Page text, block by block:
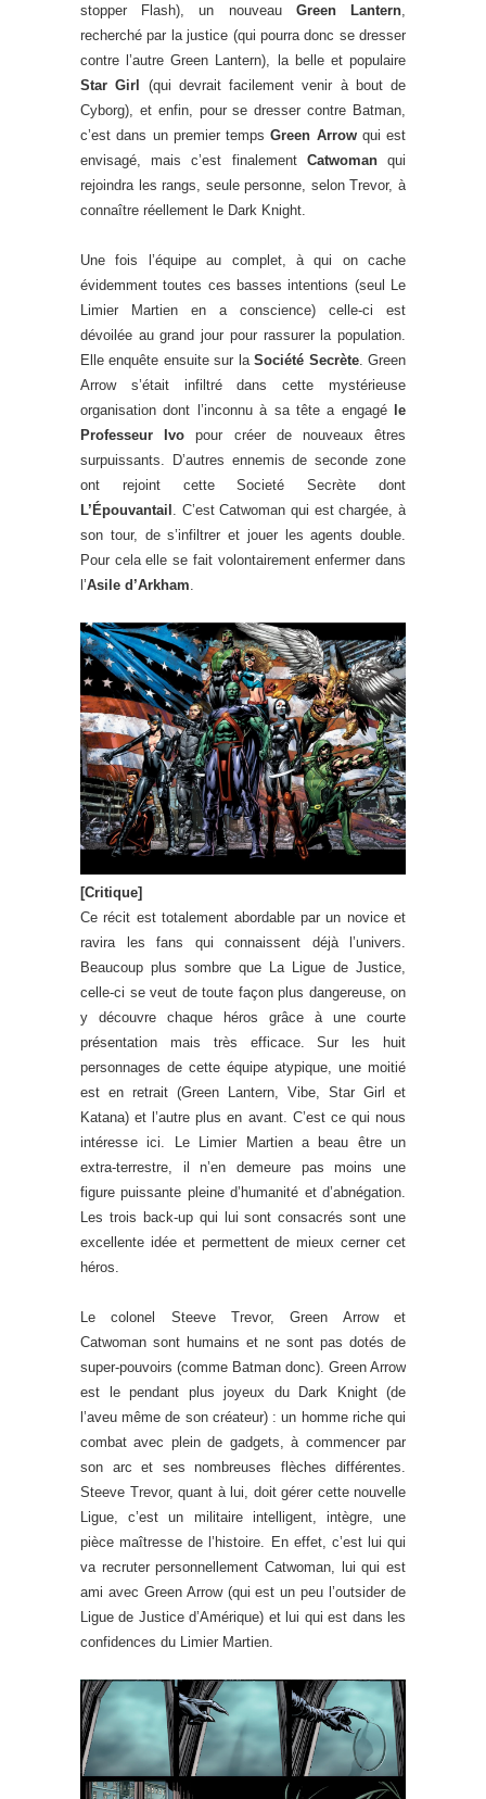
stopper Flash), un nouveau Green Lantern,
recherché par la justice (qui pourra donc se dresser
contre l’autre Green Lantern), la belle et populaire
Star Girl
(qui devrait facilement venir à bout de
Cyborg), et enfin, pour se dresser contre Batman,
c’est dans un premier tempsGreen Arrowqui est
envisagé, mais c’est finalement Catwomanqui
rejoindra les rangs, seule personne, selon Trevor, à
connaître réellement le Dark Knight.
Une fois l’équipe au complet, à qui on cache
évidemment toutes ces basses intentions (seul Le
Limier Martien en a conscience) celle-ci est
dévoilée au grand jour pour rassurer la population.
Elle enquête ensuite sur laSociété Secrète. Green
Arrow s’était infiltré dans cette mystérieuse
organisation dont l’inconnu à sa tête a engagé
le
Professeur Ivo pour créer de nouveaux êtres
surpuissants. D’autres ennemis de seconde zone
ont rejoint cette Societé Secrète dont
L’Épouvantail . C’est Catwoman qui est chargée, à
son tour, de s’infiltrer et jouer les agents double.
Pour cela elle se fait volontairement enfermer dans
l’Asile d’Arkham.
[Critique]
Ce récit est totalement abordable par un novice et
ravira les fans qui connaissent déjà l’univers.
Beaucoup plus sombre que La Ligue de Justice,
celle-ci se veut de toute façon plus dangereuse, on
y découvre chaque héros grâce à une courte
présentation mais très efficace. Sur les huit
personnages de cette équipe atypique, une moitié
est en retrait (Green Lantern, Vibe, Star Girl et
Katana) et l’autre plus en avant. C’est ce qui nous
intéresse ici. Le Limier Martien a beau être un
extra-terrestre, il n’en demeure pas moins une
figure puissante pleine d’humanité et d’abnégation.
Les trois back-up qui lui sont consacrés sont une
excellente idée et permettent de mieux cerner cet
héros.
Le colonel Steeve Trevor, Green Arrow et
Catwoman sont humains et ne sont pas dotés de
super-pouvoirs (comme Batman donc). Green Arrow
est le pendant plus joyeux du Dark Knight (de
l’aveu même de son créateur) : un homme riche qui
combat avec plein de gadgets, à commencer par
son arc et ses nombreuses flèches différentes.
Steeve Trevor, quant à lui, doit gérer cette nouvelle
Ligue, c’est un militaire intelligent, intègre, une
pièce maîtresse de l’histoire. En effet, c’est lui qui
va recruter personnellement Catwoman, lui qui est
ami avec Green Arrow (qui est un peu l’outsider de
Ligue de Justice d’Amérique) et lui qui est dans les
confidences du Limier Martien.